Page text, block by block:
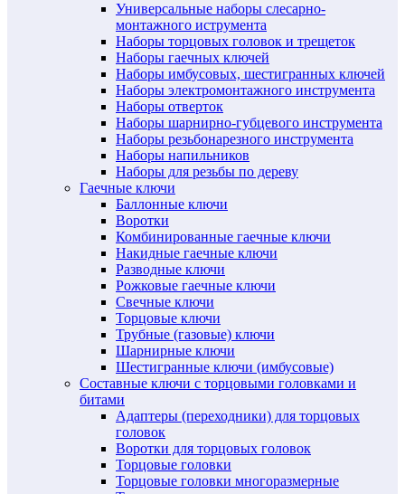
Универсальные наборы слесарно-
монтажного иструмента
Наборы торцовых головок и трещеток
Наборы гаечных ключей
Наборы имбусовых, шестигранных ключей
Наборы электромонтажного инструмента
Наборы отверток
Наборы шарнирно-губцевого инструмента
Наборы резьбонарезного инструмента
Наборы напильников
Наборы для резьбы по дереву
Гаечные ключи
Баллонные ключи
Воротки
Комбинированные гаечные ключи
Накидные гаечные ключи
Разводные ключи
Рожковые гаечные ключи
Свечные ключи
Торцовые ключи
Трубные (газовые) ключи
Шарнирные ключи
Шестигранные ключи (имбусовые)
Составные ключи с торцовыми головками и
битами
Адаптеры (переходники) для торцовых
головок
Воротки для торцовых головок
Торцовые головки
Торцовые головки многоразмерные